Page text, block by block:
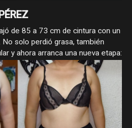
de 85 a 73 cm de cintura con un
solo perdió grasa, también
y ahora arranca una nueva etapa:
al siguiente nivel.